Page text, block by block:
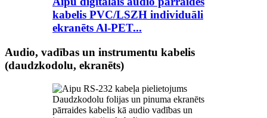
kabelis PVC/LSZH individuāli
ekranēts Al-PET...
Audio, vadības un instrumentu kabelis
(daudzkodolu, ekranēts)